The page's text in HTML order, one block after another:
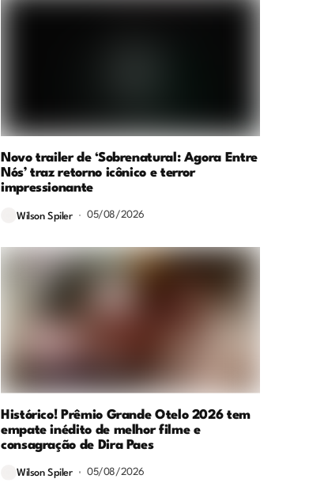
Novo trailer de ‘Sobrenatural: Agora Entre
Nós’ traz retorno icônico e terror
impressionante
Wilson Spiler 05/08/2026
Histórico! Prêmio Grande Otelo 2026 tem
empate inédito de melhor filme e
consagração de Dira Paes
Wilson Spiler 05/08/2026